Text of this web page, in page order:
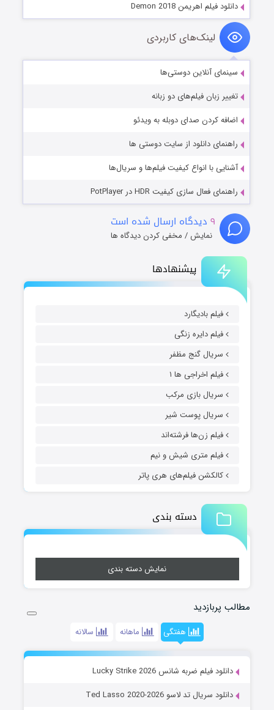
پیشنهادها
فیلم بادیگارد
فیلم دایره زنگی
سریال گنج مظفر
فیلم اخراجی ها ۱
سریال بازی مرکب
سریال پوست شیر
فیلم زن‌ها فرشته‌اند
فیلم متری شیش و نیم
کالکشن فیلم‌های هری پاتر
دسته بندی
نمایش دسته بندی
مطالب پربازدید
هفتگی ماهانه سالانه
دانلود فیلم ضربه شانس Lucky Strike 2026
دانلود سریال تد لاسو Ted Lasso 2020-2026
دانلود فیلم اهریمن Demon 2018
لینک‌های کاربردی
سینمای آنلاین دوستی‌ها
تغییر زبان فیلم‌های دو زبانه
اضافه کردن صدای دوبله به ویدئو
راهنمای دانلود از سایت دوستی ها
آشنایی با انواع کیفیت فیلم‌ها و سریال‌ها
راهنمای فعال سازی کیفیت HDR در PotPlayer
۹ دیدگاه ارسال شده است
نمایش / مخفی کردن دیدگاه ها